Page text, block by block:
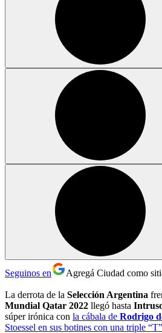
Seguinos en Agregá Ciudad como
La derrota de la Selección Argentina
Mundial Qatar 2022 llegó hasta
súper irónica con la cábala de Rodrigo
Stoessel en sus botines con una triple “T”